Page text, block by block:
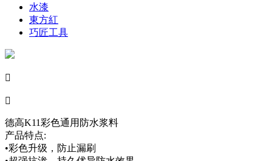
水漆
東方紅
巧匠工具


德高K11彩色通用防水浆料
产品特点:
•彩色升级，防止漏刷